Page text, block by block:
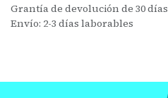
Grantía de devolución de 30 días
Envío: 2-3 días laborables